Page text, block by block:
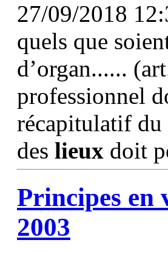
27/09/2018
quels que
d’organ......
professionnel
récapitulatif du
des lieux doit
Principes en
2003